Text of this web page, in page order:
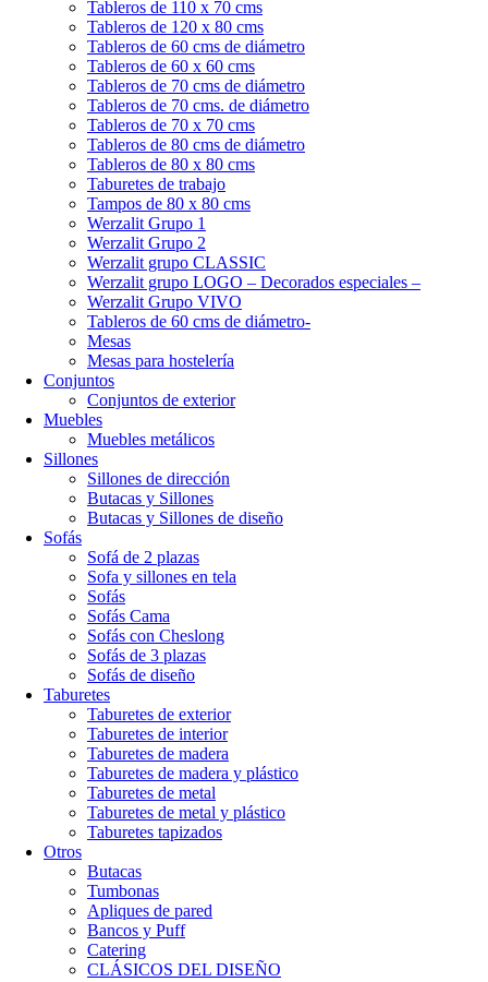
Tableros de 110 x 70 cms
Tableros de 120 x 80 cms
Tableros de 60 cms de diámetro
Tableros de 60 x 60 cms
Tableros de 70 cms de diámetro
Tableros de 70 cms. de diámetro
Tableros de 70 x 70 cms
Tableros de 80 cms de diámetro
Tableros de 80 x 80 cms
Taburetes de trabajo
Tampos de 80 x 80 cms
Werzalit Grupo 1
Werzalit Grupo 2
Werzalit grupo CLASSIC
Werzalit grupo LOGO – Decorados especiales –
Werzalit Grupo VIVO
Tableros de 60 cms de diámetro-
Mesas
Mesas para hostelería
Conjuntos
Conjuntos de exterior
Muebles
Muebles metálicos
Sillones
Sillones de dirección
Butacas y Sillones
Butacas y Sillones de diseño
Sofás
Sofá de 2 plazas
Sofa y sillones en tela
Sofás
Sofás Cama
Sofás con Cheslong
Sofás de 3 plazas
Sofás de diseño
Taburetes
Taburetes de exterior
Taburetes de interior
Taburetes de madera
Taburetes de madera y plástico
Taburetes de metal
Taburetes de metal y plástico
Taburetes tapizados
Otros
Butacas
Tumbonas
Apliques de pared
Bancos y Puff
Catering
CLÁSICOS DEL DISEÑO